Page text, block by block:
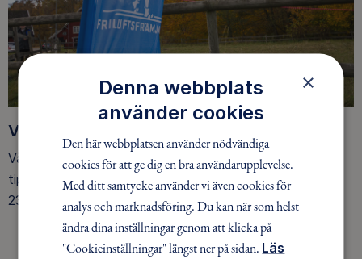
Våren 2023
Vårlunken drar igång den 2 april. Under våren blir det
tipsrunda på Hulta vid fyra tillfällen, med avslutning den
23 april.
×
Denna webbplats
använder cookies
Den här webbplatsen använder nödvändiga
cookies för att ge dig en bra användarupplevelse.
Med ditt samtycke använder vi även cookies för
analys och marknadsföring. Du kan när som helst
ändra dina inställningar genom att klicka på
"Cookieinställningar" längst ner på sidan. Läs